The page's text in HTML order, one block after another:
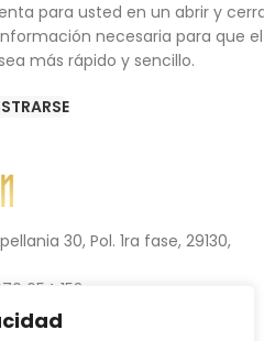
para usted en un abrir y
necesaria para que el
más rápido y sencillo.
30, Pol. 1ra fase, 29130,
654 153